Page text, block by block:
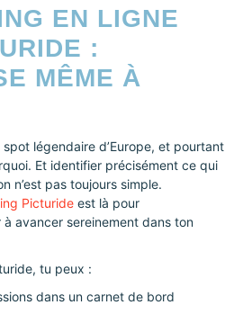
EN LIGNE
:
MÊME À
légendaire d’Europe, et pourtant
Et identifier précisément ce qui
n’est pas toujours simple.
Picturide est là pour
à avancer sereinement dans ton
tu peux :
dans un carnet de bord